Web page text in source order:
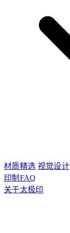
材质精选 视觉设计
印制FAQ
关于太极印